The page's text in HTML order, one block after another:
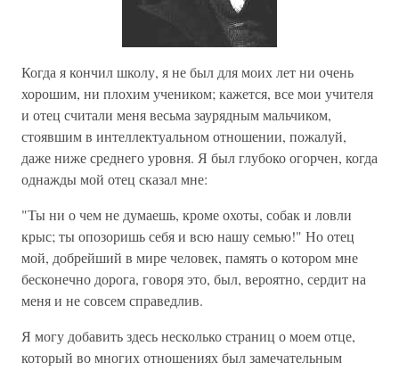
Когда я кончил школу, я не был для моих лет ни очень
хорошим, ни плохим учеником; кажется, все мои учителя
и отец считали меня весьма заурядным мальчиком,
стоявшим в интеллектуальном отношении, пожалуй,
даже ниже среднего уровня. Я был глубоко огорчен, когда
однажды мой отец сказал мне:
"Ты ни о чем не думаешь, кроме охоты, собак и ловли
крыс; ты опозоришь себя и всю нашу семью!" Но отец
мой, добрейший в мире человек, память о котором мне
бесконечно дорога, говоря это, был, вероятно, сердит на
меня и не совсем справедлив.
Я могу добавить здесь несколько страниц о моем отце,
который во многих отношениях был замечательным